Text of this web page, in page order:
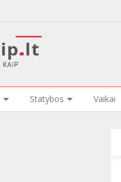
Statybos Vaikai